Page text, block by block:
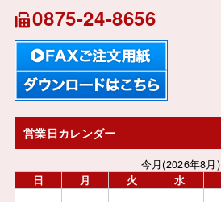
0875-24-8656
営業日カレンダー
今月(2026年8月)
日
月 火 水